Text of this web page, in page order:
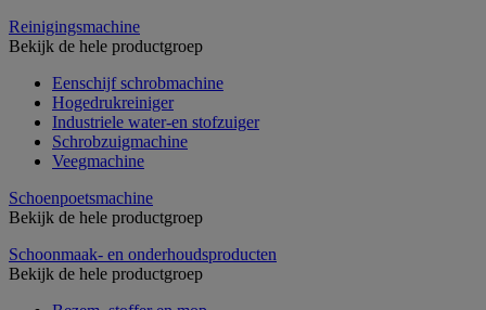
Reinigingsmachine
Bekijk de hele productgroep
Eenschijf schrobmachine
Hogedrukreiniger
Industriele water-en stofzuiger
Schrobzuigmachine
Veegmachine
Schoenpoetsmachine
Bekijk de hele productgroep
Schoonmaak- en onderhoudsproducten
Bekijk de hele productgroep